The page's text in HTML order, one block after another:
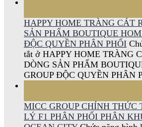
HAPPY HOME TRÀNG CÁT
SẢN PHẨM BOUTIQUE
ĐỘC QUYỀN PHÂN PHỐI
tắt ở HAPPY HOME TRÀNG
DÒNG SẢN PHẨM
GROUP ĐỘC QUYỀN PHÂN
MICC GROUP CHÍNH
LÝ F1 PHÂN PHỐI PHÂN